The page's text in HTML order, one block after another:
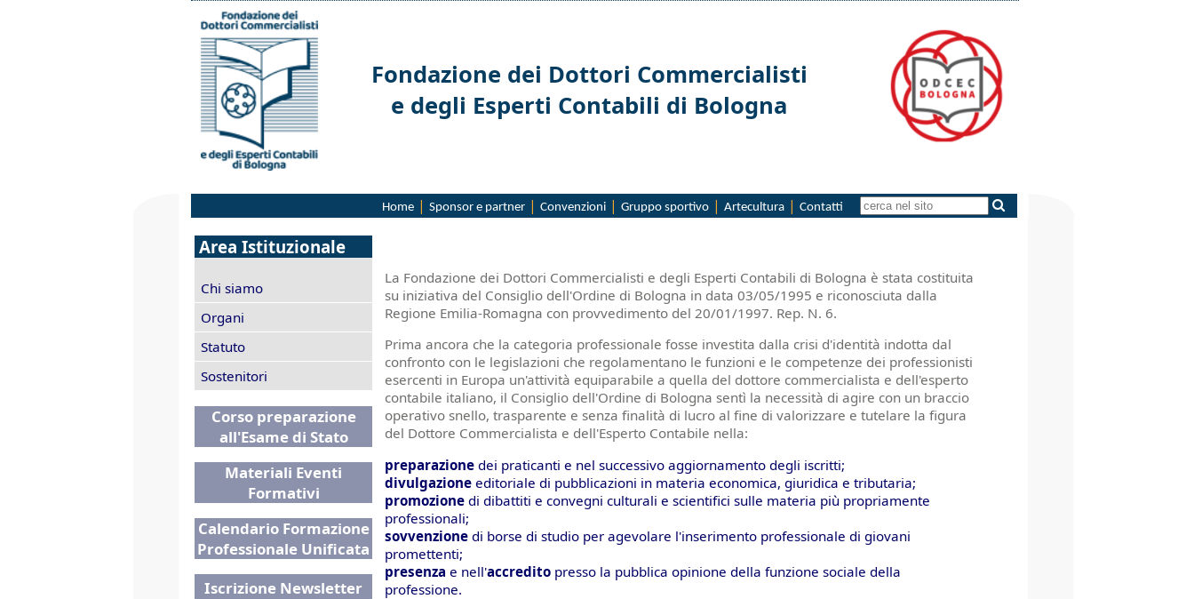
Fondazione dei Dottori Commercialisti
e degli Esperti Contabili di Bologna
Home | Sponsor e partner | Convenzioni | Gruppo sportivo | Artecultura | Contatti
Area Istituzionale
Chi siamo
Organi
Statuto
Sostenitori
Corso preparazione
all'Esame di Stato
Materiali Eventi
Formativi
Calendario Formazione
Professionale Unificata
Iscrizione Newsletter
La Fondazione dei Dottori Commercialisti e degli Esperti Contabili di Bologna è stata costituita
su iniziativa del Consiglio dell'Ordine di Bologna in data 03/05/1995 e riconosciuta dalla
Regione Emilia-Romagna con provvedimento del 20/01/1997. Rep. N. 6.
Prima ancora che la categoria professionale fosse investita dalla crisi d'identità indotta dal
confronto con le legislazioni che regolamentano le funzioni e le competenze dei professionisti
esercenti in Europa un'attività equiparabile a quella del dottore commercialista e dell'esperto
contabile italiano, il Consiglio dell'Ordine di Bologna sentì la necessità di agire con un braccio
operativo snello, trasparente e senza finalità di lucro al fine di valorizzare e tutelare la figura
del Dottore Commercialista e dell'Esperto Contabile nella:
preparazione dei praticanti e nel successivo aggiornamento degli iscritti;
divulgazione editoriale di pubblicazioni in materia economica, giuridica e tributaria;
promozione di dibattiti e convegni culturali e scientifici sulle materia più propriamente
professionali;
sovvenzione di borse di studio per agevolare l'inserimento professionale di giovani
promettenti;
presenza e nell'accredito presso la pubblica opinione della funzione sociale della
professione.